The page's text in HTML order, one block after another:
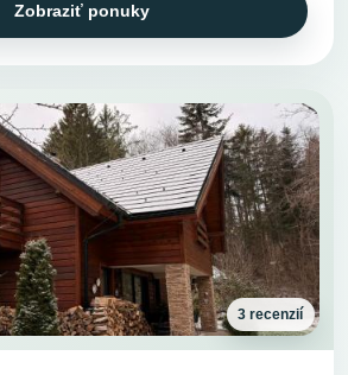
Zobraziť ponuky
3 recenzií